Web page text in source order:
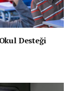
Desteği